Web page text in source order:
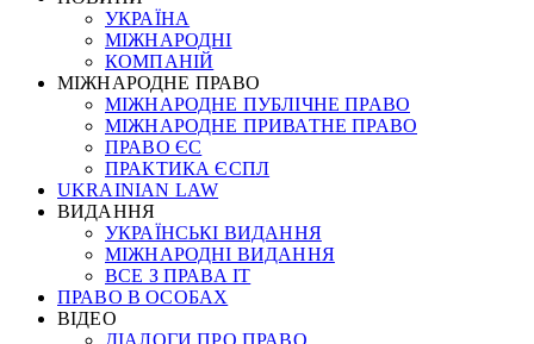
УКРАЇНА
МІЖНАРОДНІ
КОМПАНІЙ
МІЖНАРОДНЕ ПРАВО
МІЖНАРОДНЕ ПУБЛІЧНЕ ПРАВО
МІЖНАРОДНЕ ПРИВАТНЕ ПРАВО
ПРАВО ЄС
ПРАКТИКА ЄСПЛ
UKRAINIAN LAW
ВИДАННЯ
УКРАЇНСЬКІ ВИДАННЯ
МІЖНАРОДНІ ВИДАННЯ
ВСЕ З ПРАВА ІТ
ПРАВО В ОСОБАХ
ВІДЕО
ДІАЛОГИ ПРО ПРАВО